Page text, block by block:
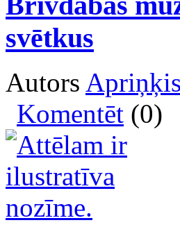
svētkus
Autors
Komentēt (0)